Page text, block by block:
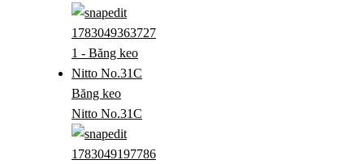
Băng keo
Nitto No.31C